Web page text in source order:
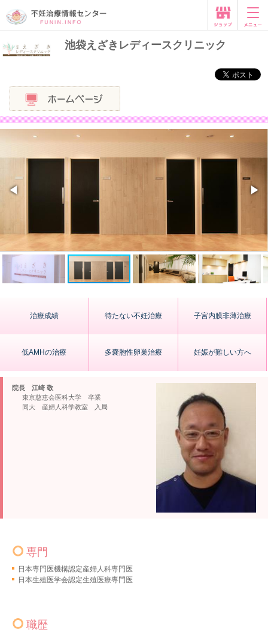
池袋えざきレディースクリニック
◀ ▶
治療成績 待たない不妊治療 子宮内膜非薄治療
低AMHの治療 多嚢胞性卵巣治療 妊娠が難しい方へ
院長 江崎 敬
東京慈恵会医科大学 卒業
同大 産婦人科学教室 入局
専門
日本専門医機構認定産婦人科専門医
日本生殖医学会認定生殖医療専門医
職歴